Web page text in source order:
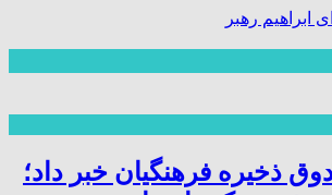
ابراهیم رهبر
ذخیره فرهنگیان خبر داد؛